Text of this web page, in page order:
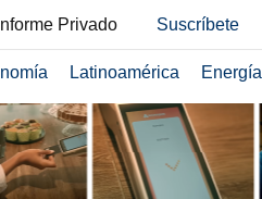
Informe Privado Suscríbete
Latinoamérica Energía